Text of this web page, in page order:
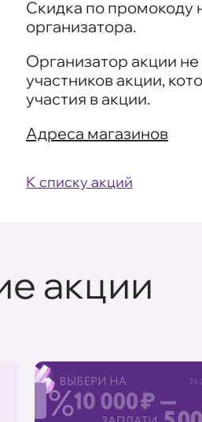
Скидка по промокоду
организатора.
Организатор акции
участников акции,
участия в акции.
Адреса магазинов
К списку акций
акции
%